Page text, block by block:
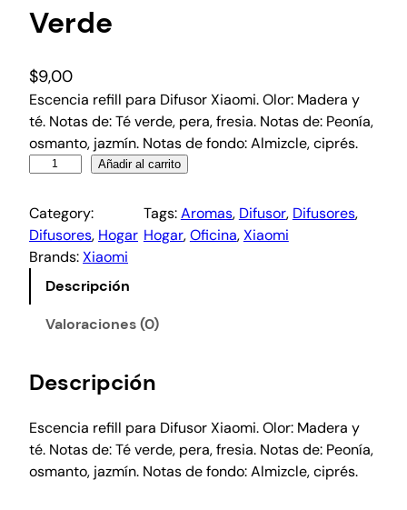
Verde
$9,00
Escencia refill para Difusor Xiaomi. Olor: Madera y
té. Notas de: Té verde, pera, fresia. Notas de: Peonía,
osmanto, jazmín. Notas de fondo: Almizcle, ciprés.
Añadir al carrito
Category:
Difusores, Hogar
Tags:Aromas, Difusor, Difusores,
Hogar, Oficina, Xiaomi
Brands:Xiaomi
Descripción
Valoraciones (0)
Descripción
Escencia refill para Difusor Xiaomi. Olor: Madera y
té. Notas de: Té verde, pera, fresia. Notas de: Peonía,
osmanto, jazmín. Notas de fondo: Almizcle, ciprés.